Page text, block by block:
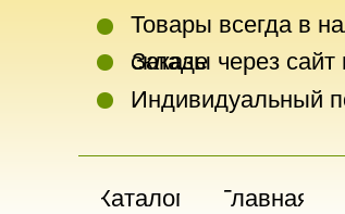
Товары всегда в
складе
Заказы через
Каталог Главная
Индивидуальный